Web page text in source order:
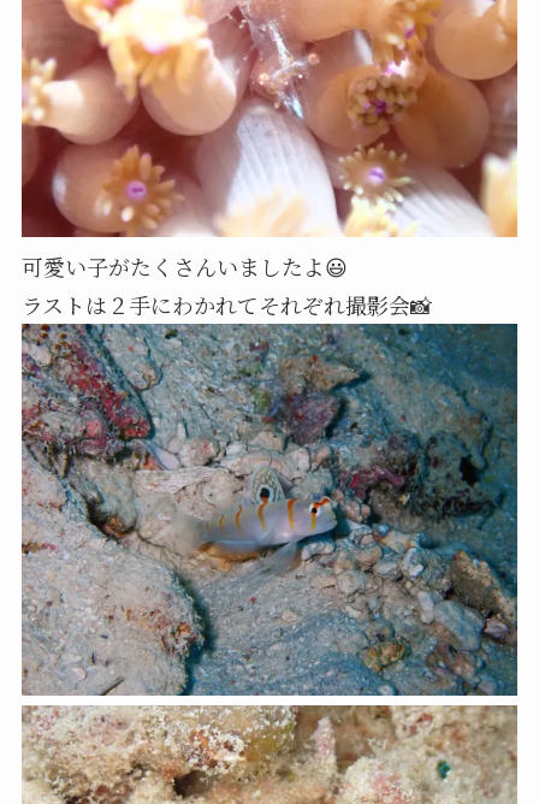
可愛い子がたくさんいましたよ😃
ラストは２手にわかれてそれぞれ撮影会📸